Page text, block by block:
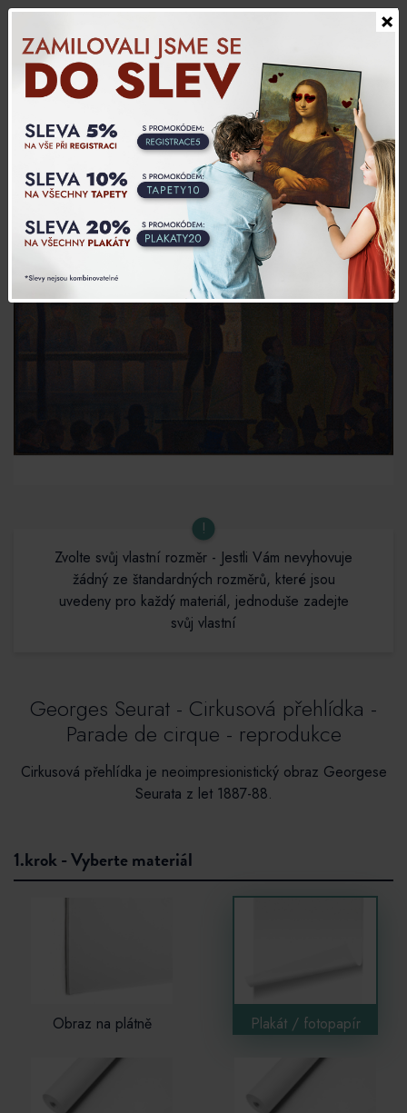
Slovensky
0,00 CZK
Produkty > Georges Seurat
!
Zvolte svůj vlastní rozměr - Jestli Vám nevyhovuje
žádný ze štandardných rozměrů, které jsou
uvedeny pro každý materiál, jednoduše zadejte
svůj vlastní
Georges Seurat - Cirkusová přehlídka -
Parade de cirque - reprodukce
Cirkusová přehlídka je neoimpresionistický obraz Georgese
Seurata z let 1887-88.
1.krok - Vyberte materiál
Obraz na plátně Plakát / fotopapír
×